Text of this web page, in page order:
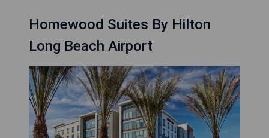
Homewood Suites By Hilton
Long Beach Airport